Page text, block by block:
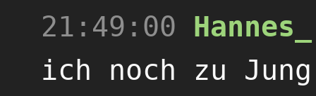
21:49:00
Hannes_
ich noch zu